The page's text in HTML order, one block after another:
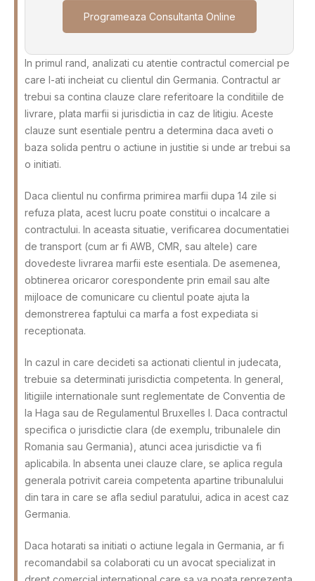
Programeaza Consultanta Online
In primul rand, analizati cu atentie contractul comercial pe
care l-ati incheiat cu clientul din Germania. Contractul ar
trebui sa contina clauze clare referitoare la conditiile de
livrare, plata marfii si jurisdictia in caz de litigiu. Aceste
clauze sunt esentiale pentru a determina daca aveti o
baza solida pentru o actiune in justitie si unde ar trebui sa
o initiati.
Daca clientul nu confirma primirea marfii dupa 14 zile si
refuza plata, acest lucru poate constitui o incalcare a
contractului. In aceasta situatie, verificarea documentatiei
de transport (cum ar fi AWB, CMR, sau altele) care
dovedeste livrarea marfii este esentiala. De asemenea,
obtinerea oricaror corespondente prin email sau alte
mijloace de comunicare cu clientul poate ajuta la
demonstrerea faptului ca marfa a fost expediata si
receptionata.
In cazul in care decideti sa actionati clientul in judecata,
trebuie sa determinati jurisdictia competenta. In general,
litigiile internationale sunt reglementate de Conventia de
la Haga sau de Regulamentul Bruxelles I. Daca contractul
specifica o jurisdictie clara (de exemplu, tribunalele din
Romania sau Germania), atunci acea jurisdictie va fi
aplicabila. In absenta unei clauze clare, se aplica regula
generala potrivit careia competenta apartine tribunalului
din tara in care se afla sediul paratului, adica in acest caz
Germania.
Daca hotarati sa initiati o actiune legala in Germania, ar fi
recomandabil sa colaborati cu un avocat specializat in